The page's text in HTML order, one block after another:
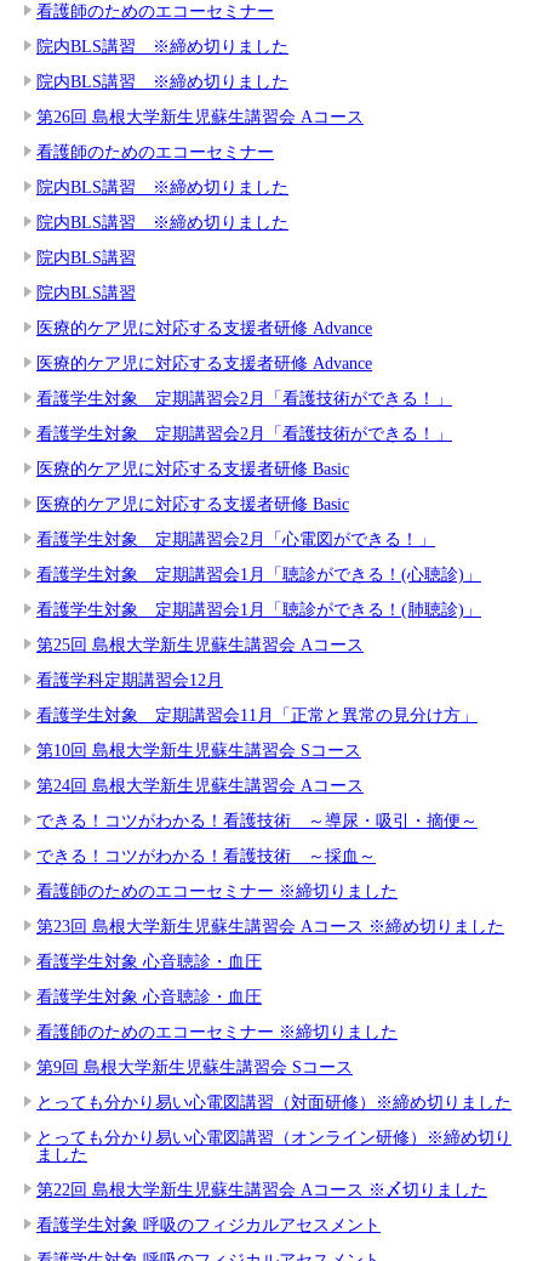
看護師のためのエコーセミナー
院内BLS講習 ※締め切りました
院内BLS講習 ※締め切りました
第26回 島根大学新生児蘇生講習会 Aコース
看護師のためのエコーセミナー
院内BLS講習 ※締め切りました
院内BLS講習 ※締め切りました
院内BLS講習
院内BLS講習
医療的ケア児に対応する支援者研修 Advance
医療的ケア児に対応する支援者研修 Advance
看護学生対象 定期講習会2月「看護技術ができる！」
看護学生対象 定期講習会2月「看護技術ができる！」
医療的ケア児に対応する支援者研修 Basic
医療的ケア児に対応する支援者研修 Basic
看護学生対象 定期講習会2月「心電図ができる！」
看護学生対象 定期講習会1月「聴診ができる！(心聴診)」
看護学生対象 定期講習会1月「聴診ができる！(肺聴診)」
第25回 島根大学新生児蘇生講習会 Aコース
看護学科定期講習会12月
看護学生対象 定期講習会11月「正常と異常の見分け方」
第10回 島根大学新生児蘇生講習会 Sコース
第24回 島根大学新生児蘇生講習会 Aコース
できる！コツがわかる！看護技術 ～導尿・吸引・摘便～
できる！コツがわかる！看護技術 ～採血～
看護師のためのエコーセミナー ※締切りました
第23回 島根大学新生児蘇生講習会 Aコース ※締め切りました
看護学生対象 心音聴診・血圧
看護学生対象 心音聴診・血圧
看護師のためのエコーセミナー ※締切りました
第9回 島根大学新生児蘇生講習会 Sコース
とっても分かり易い心電図講習（対面研修）※締め切りました
とっても分かり易い心電図講習（オンライン研修）※締め切り
ました
第22回 島根大学新生児蘇生講習会 Aコース ※〆切りました
看護学生対象 呼吸のフィジカルアセスメント